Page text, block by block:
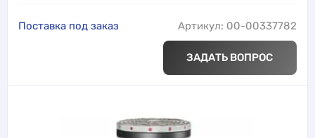
Поставка под заказ Артикул: 00-00337782
ЗАДАТЬ ВОПРОС